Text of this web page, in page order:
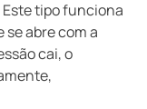
Este tipo funciona
abre com a
cai, o